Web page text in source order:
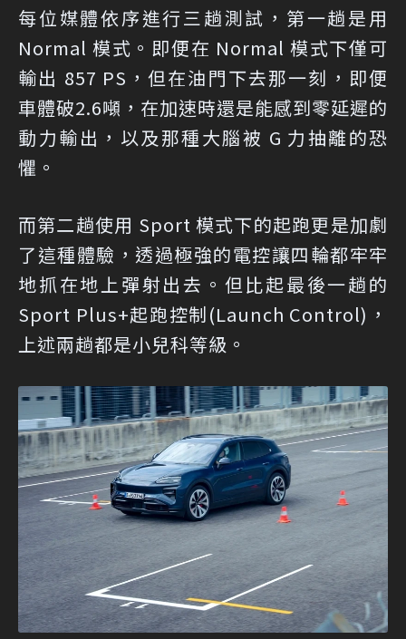
每位媒體依序進行三趟測試，第一趟是用
Normal 模式。即便在 Normal 模式下僅可
輸出 857 PS，但在油門下去那一刻，即便
車體破2.6噸，在加速時還是能感到零延遲的
動力輸出，以及那種大腦被 G 力抽離的恐
懼。
而第二趟使用 Sport 模式下的起跑更是加劇
了這種體驗，透過極強的電控讓四輪都牢牢
地抓在地上彈射出去。但比起最後一趟的
Sport Plus+起跑控制(Launch Control)，
上述兩趟都是小兒科等級。